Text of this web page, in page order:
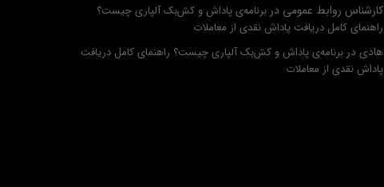
کارشناس روابط عمومی در برنامه‌ی پاداش و کش‌بک آلپاری چیست؟
راهنمای کامل دریافت پاداش نقدی از معاملات
هادیدر برنامه‌ی پاداش و کش‌بک آلپاری چیست؟ راهنمای کامل دریافت
پاداش نقدی از معاملات